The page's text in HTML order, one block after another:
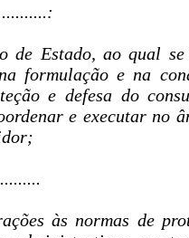
de Estado, ao qual
formulação e na
e defesa do
e executar no
às normas de